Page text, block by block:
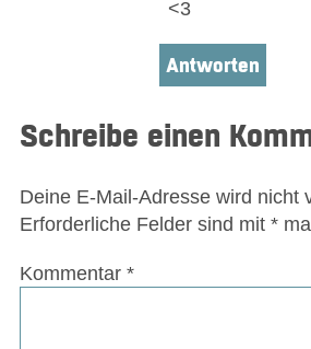
<3
Antworten
Schreibe einen
Deine E-Mail-Adresse wird nicht
Erforderliche Felder sind mit *
Kommentar *